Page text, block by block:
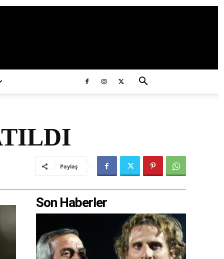
Paylaş
Son Haberler